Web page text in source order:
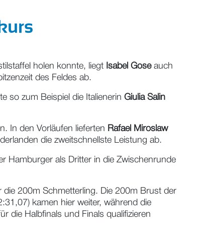
holen konnte, liegt Isabel Goseauch
des Feldes ab.
so zum Beispiel die Italienerin Giulia Salin
In den Vorläufen lieferten Rafael Miroslaw
die zweitschnellste Leistung ab.
Hamburger als Dritter in die Zwischenrunde
die 200m Schmetterling. Die 200m Brust der
kamen hier weiter, während die
die Halbfinals und Finals qualifizieren